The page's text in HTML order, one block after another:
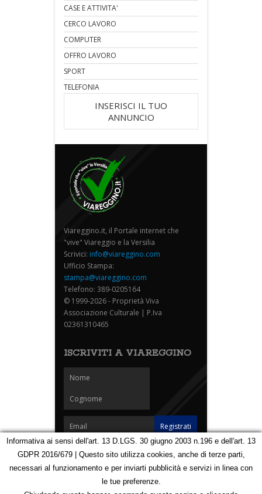
CASE E ATTIVITA'
CERCO LAVORO
COMPUTER
OFFRO LAVORO
SPORT
TELEFONIA
INSERISCI IL TUO
ANNUNCIO
Viareggino.it, il Portale internet che
"vive" Viareggio e la Versilia
Scrivici: info@viareggino.com
Ufficio Stampa:
stampa@viareggino.com
Telefono: 389-0205164
© 1999-2026 - Proprietà Viva
Associazione Culturale | P.Iva
02361310465
ISCRIVITI A VIAREGGINO
Homepage Notizie Speciali Eventi
Foto Carnevale
Mappa
Informativa ai sensi dell'art. 13 D.LGS. 30 giugno 2003 n.196 e dell'art. 13
GDPR 2016/679 | Questo sito utilizza cookies, anche di terze parti,
necessari al funzionamento e per inviarti pubblicità e servizi in linea con
le tue preferenze.